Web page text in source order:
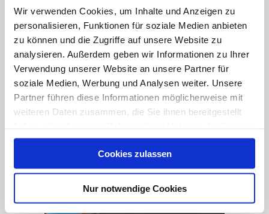
Wir verwenden Cookies, um Inhalte und Anzeigen zu
personalisieren, Funktionen für soziale Medien anbieten
zu können und die Zugriffe auf unsere Website zu
analysieren. Außerdem geben wir Informationen zu Ihrer
Verwendung unserer Website an unsere Partner für
soziale Medien, Werbung und Analysen weiter. Unsere
Partner führen diese Informationen möglicherweise mit
weiteren Daten zusammen, die Sie ihnen bereitgestellt
gesammelt haben. Hier finden Sie Informationen zum
und unserImpressum.
Cookies zulassen
Nur notwendige Cookies